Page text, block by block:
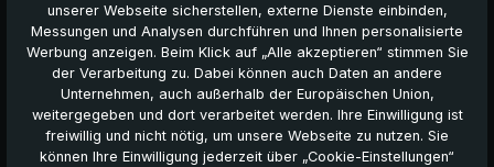
Das könnte Ihnen auch gefallen:
unserer Webseite sicherstellen, externe Dienste einbinden,
Messungen und Analysen durchführen und Ihnen personalisierte
Werbung anzeigen. Beim Klick auf „Alle akzeptieren“ stimmen Sie
der Verarbeitung zu. Dabei können auch Daten an andere
Unternehmen, auch außerhalb der Europäischen Union,
weitergegeben und dort verarbeitet werden. Ihre Einwilligung ist
freiwillig und nicht nötig, um unsere Webseite zu nutzen. Sie
können Ihre Einwilligung jederzeit über „Cookie-Einstellungen“